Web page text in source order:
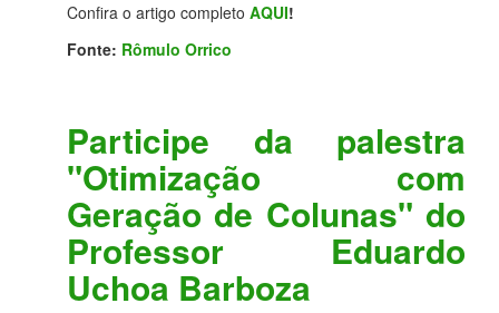
Confira o artigo completo AQUI!
Fonte: Rômulo Orrico
Participe da palestra
"Otimização com
Geração de Colunas" do
Professor Eduardo
Uchoa Barboza